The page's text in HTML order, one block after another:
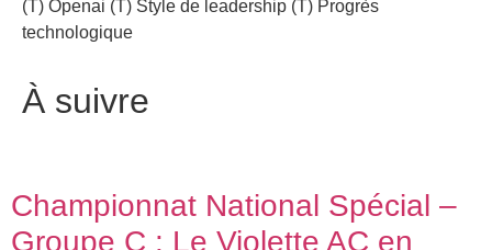
(T) Openai (T) Style de leadership (T) Progrès
technologique
À suivre
Championnat National Spécial –
Groupe C : Le Violette AC en